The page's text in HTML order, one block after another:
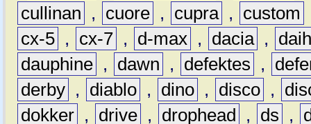
cullinan
, cuore , cupra , custom
cx-5 , cx-7 , d-max , dacia ,
dauphine , dawn , defektes ,
derby , diablo , dino , disco ,
dokker , drive , drophead , ds ,